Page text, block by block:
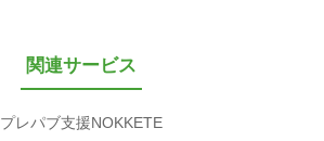
関連サービス
プレパブ支援NOKKETE